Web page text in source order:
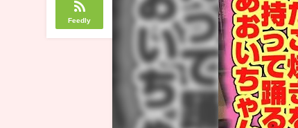
Feedly